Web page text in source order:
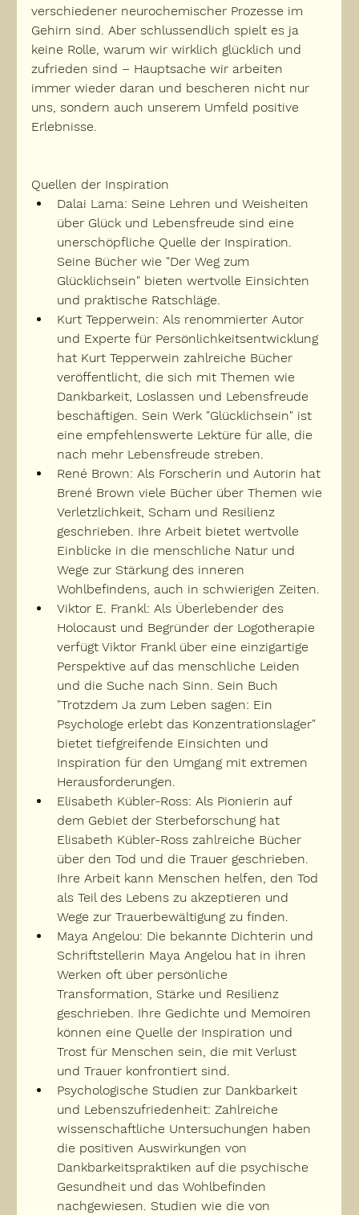
verschiedener neurochemischer Prozesse im
Gehirn sind. Aber schlussendlich spielt es ja
keine Rolle, warum wir wirklich glücklich und
zufrieden sind – Hauptsache wir arbeiten
immer wieder daran und bescheren nicht nur
uns, sondern auch unserem Umfeld positive
Erlebnisse.
Quellen der Inspiration
Dalai Lama: Seine Lehren und Weisheiten
über Glück und Lebensfreude sind eine
unerschöpfliche Quelle der Inspiration.
Seine Bücher wie "Der Weg zum
Glücklichsein" bieten wertvolle Einsichten
und praktische Ratschläge.
Kurt Tepperwein: Als renommierter Autor
und Experte für Persönlichkeitsentwicklung
hat Kurt Tepperwein zahlreiche Bücher
veröffentlicht, die sich mit Themen wie
Dankbarkeit, Loslassen und Lebensfreude
beschäftigen. Sein Werk "Glücklichsein" ist
eine empfehlenswerte Lektüre für alle, die
nach mehr Lebensfreude streben.
René Brown: Als Forscherin und Autorin hat
Brené Brown viele Bücher über Themen wie
Verletzlichkeit, Scham und Resilienz
geschrieben. Ihre Arbeit bietet wertvolle
Einblicke in die menschliche Natur und
Wege zur Stärkung des inneren
Wohlbefindens, auch in schwierigen Zeiten.
Viktor E. Frankl: Als Überlebender des
Holocaust und Begründer der Logotherapie
verfügt Viktor Frankl über eine einzigartige
Perspektive auf das menschliche Leiden
und die Suche nach Sinn. Sein Buch
"Trotzdem Ja zum Leben sagen: Ein
Psychologe erlebt das Konzentrationslager"
bietet tiefgreifende Einsichten und
Inspiration für den Umgang mit extremen
Herausforderungen.
Elisabeth Kübler-Ross: Als Pionierin auf
dem Gebiet der Sterbeforschung hat
Elisabeth Kübler-Ross zahlreiche Bücher
über den Tod und die Trauer geschrieben.
Ihre Arbeit kann Menschen helfen, den Tod
als Teil des Lebens zu akzeptieren und
Wege zur Trauerbewältigung zu finden.
Maya Angelou: Die bekannte Dichterin und
Schriftstellerin Maya Angelou hat in ihren
Werken oft über persönliche
Transformation, Stärke und Resilienz
geschrieben. Ihre Gedichte und Memoiren
können eine Quelle der Inspiration und
Trost für Menschen sein, die mit Verlust
und Trauer konfrontiert sind.
Psychologische Studien zur Dankbarkeit
und Lebenszufriedenheit: Zahlreiche
wissenschaftliche Untersuchungen haben
die positiven Auswirkungen von
Dankbarkeitspraktiken auf die psychische
Gesundheit und das Wohlbefinden
nachgewiesen. Studien wie die von